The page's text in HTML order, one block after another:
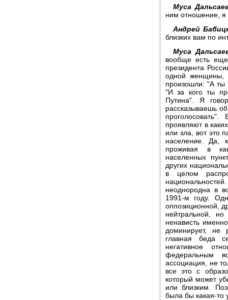
Муса
ним отношение,
Андрей
близких вам по
Муса
вообще есть
президента
одной женщины,
произошли: "А ты
"И за кого ты
Путина". Я
рассказываешь
проявляют в
или зла, вот это
население. Да,
проживая в
населенных
других
в целом
неоднородна в
1991-м году.
оппозиционной,
нейтральной,
ненависть
доминирует, не
главная беда
негативное
федеральным
ассоциация, не
все это с
который может
или близким.
была бы какая-то